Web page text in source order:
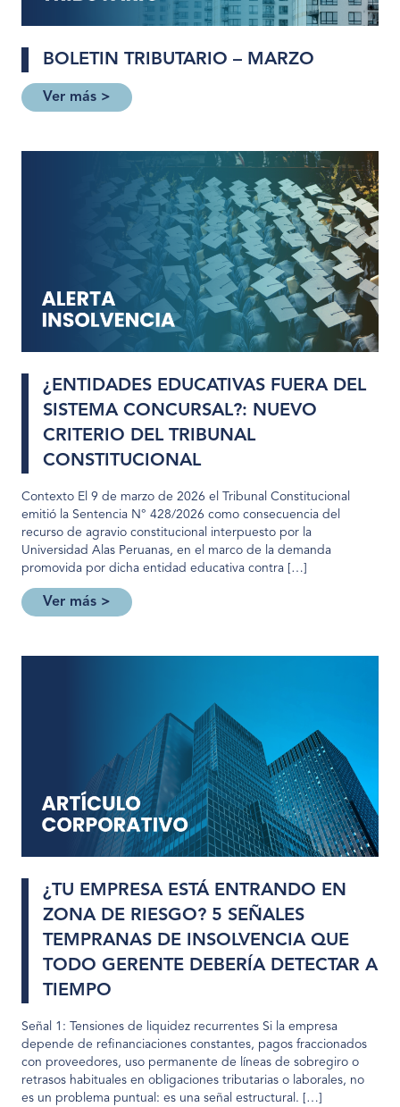
BOLETIN TRIBUTARIO – MARZO
Ver más >
¿ENTIDADES EDUCATIVAS FUERA DEL
SISTEMA CONCURSAL?: NUEVO
CRITERIO DEL TRIBUNAL
CONSTITUCIONAL
Contexto El 9 de marzo de 2026 el Tribunal Constitucional
emitió la Sentencia N° 428/2026 como consecuencia del
recurso de agravio constitucional interpuesto por la
Universidad Alas Peruanas, en el marco de la demanda
promovida por dicha entidad educativa contra […]
Ver más >
¿TU EMPRESA ESTÁ ENTRANDO EN
ZONA DE RIESGO? 5 SEÑALES
TEMPRANAS DE INSOLVENCIA QUE
TODO GERENTE DEBERÍA DETECTAR A
TIEMPO
Señal 1: Tensiones de liquidez recurrentes Si la empresa
depende de refinanciaciones constantes, pagos fraccionados
con proveedores, uso permanente de líneas de sobregiro o
retrasos habituales en obligaciones tributarias o laborales, no
es un problema puntual: es una señal estructural. […]